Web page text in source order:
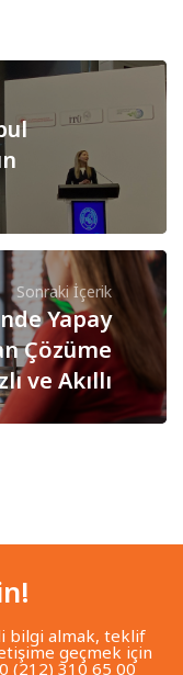
Sonraki İçerik
Yapay
Çözüme
ve Akıllı
bilgi almak, teklif
geçmek için
(212) 310 65 00